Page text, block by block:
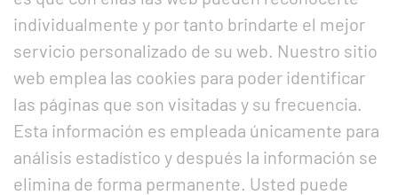
individualmente y por tanto brindarte el mejor
servicio personalizado de su web. Nuestro sitio
web emplea las cookies para poder identificar
las páginas que son visitadas y su frecuencia.
Esta información es empleada únicamente para
análisis estadístico y después la información se
elimina de forma permanente. Usted puede